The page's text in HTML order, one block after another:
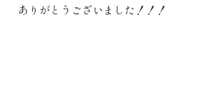
ありがとうございました！！！